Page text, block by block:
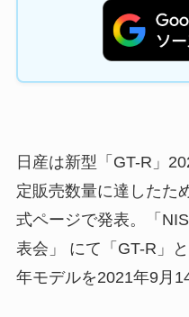
日産は新型「GT-R」
定販売数量に達したた
式ページで発表。「
表会」 にて「GT-R」
年モデルを2021年9月